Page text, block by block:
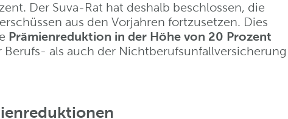
Der Suva-Rat hat deshalb beschlossen, die
aus den Vorjahren fortzusetzen. Dies
Prämienreduktion in der Höhe von 20 Prozent
als auch der Nichtberufsunfall­versicherung